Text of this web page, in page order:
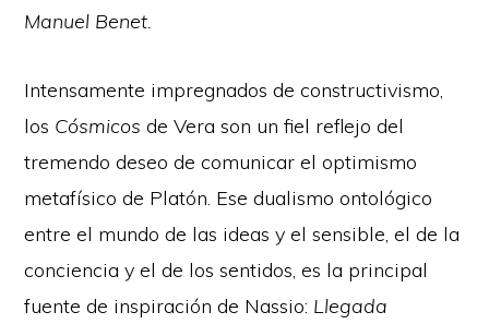
Manuel Benet.
Intensamente impregnados de constructivismo,
los Cósmicosde Vera son un fiel reflejo del
tremendo deseo de comunicar el optimismo
metafísico de Platón. Ese dualismo ontológico
entre el mundo de las ideas y el sensible, el de la
conciencia y el de los sentidos, es la principal
fuente de inspiración de Nassio: Llegada